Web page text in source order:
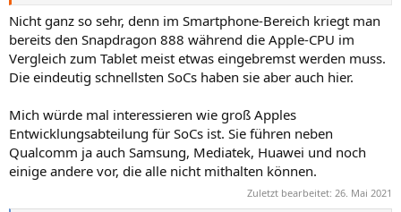
Nicht ganz so sehr, denn im Smartphone-Bereich kriegt man
bereits den Snapdragon 888 während die Apple-CPU im
Vergleich zum Tablet meist etwas eingebremst werden muss.
Die eindeutig schnellsten SoCs haben sie aber auch hier.
Mich würde mal interessieren wie groß Apples
Entwicklungsabteilung für SoCs ist. Sie führen neben
Qualcomm ja auch Samsung, Mediatek, Huawei und noch
einige andere vor, die alle nicht mithalten können.
Zuletzt bearbeitet: 26. Mai 2021